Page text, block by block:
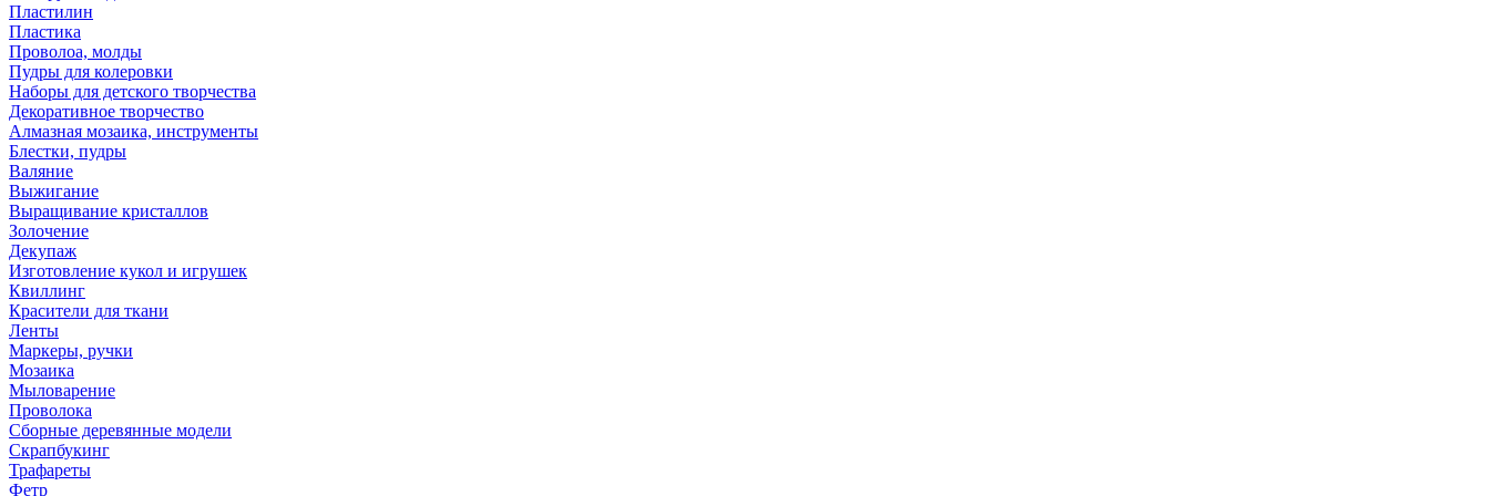
Пластилин
Пластика
Проволоа, молды
Пудры для колеровки
Наборы для детского творчества
Декоративное творчество
Алмазная мозаика, инструменты
Блестки, пудры
Валяние
Выжигание
Выращивание кристаллов
Золочение
Декупаж
Изготовление кукол и игрушек
Квиллинг
Красители для ткани
Ленты
Маркеры, ручки
Мозаика
Мыловарение
Проволока
Сборные деревянные модели
Скрапбукинг
Трафареты
Фетр